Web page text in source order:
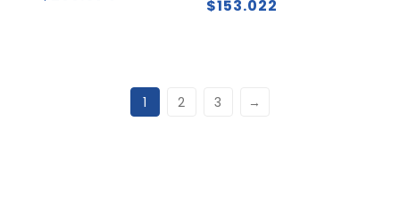
$153.022
1 2 3 →